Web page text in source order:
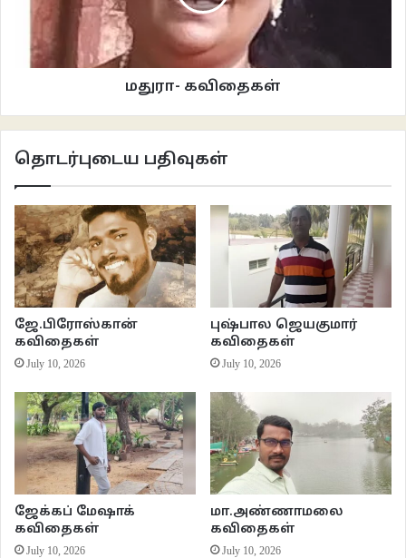
தொடர்ந்து ஹார்ட்டின் போட்டான்
மலர்ந்தது
வேறொருத்திக்கு ஹார்ட்டின் போட்டான்
உதிர்ந்தது
***********
அடேய் மார்க்!!! கவிதைகள்- மித்ரா அழகுவேல்
மதுரா- கவிதைகள்
தொடர்புடைய பதிவுகள்
ஜே.பிரோஸ்கான்
கவிதைகள்
July 10, 2026
புஷ்பால ஜெயகுமார்
கவிதைகள்
July 10, 2026
ஜேக்கப் மேஷாக்
கவிதைகள்
July 10, 2026
மா.அண்ணாமலை
கவிதைகள்
July 10, 2026